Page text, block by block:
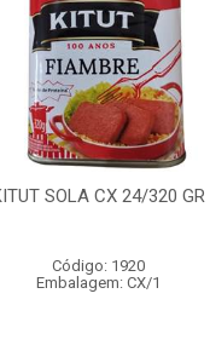
MOLHO VERDE D'AJUDA
Código: 13751
Embalagem: CX/1